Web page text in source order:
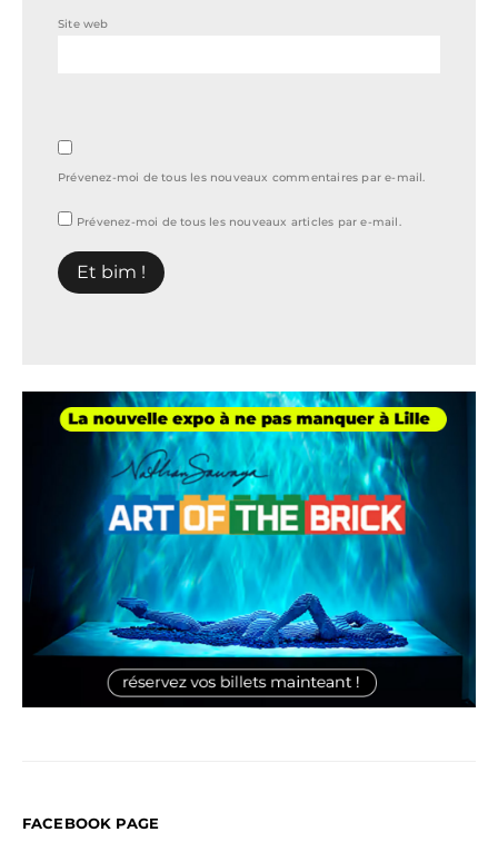
Site web
Prévenez-moi de tous les nouveaux commentaires par e-mail.
Prévenez-moi de tous les nouveaux articles par e-mail.
FACEBOOK PAGE